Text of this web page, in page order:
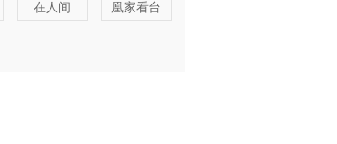
在人间 凰家看台